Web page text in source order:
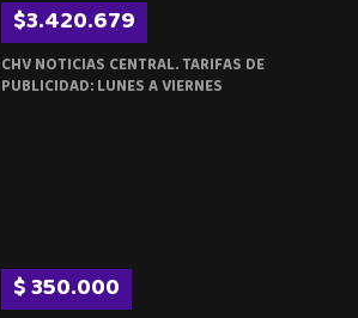
$3.420.679
CHV NOTICIAS CENTRAL. TARIFAS DE
PUBLICIDAD: LUNES A VIERNES
$ 350.000